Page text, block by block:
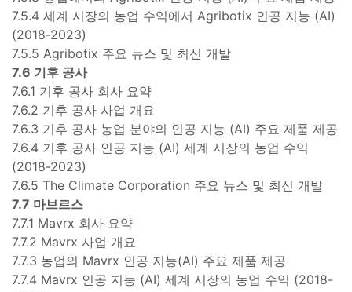
7.5.4 세계 시장의 농업 수익에서 Agribotix 인공 지능 (AI)
(2018-2023)
7.5.5 Agribotix 주요 뉴스 및 최신 개발
7.6 기후 공사
7.6.1 기후 공사 회사 요약
7.6.2 기후 공사 사업 개요
7.6.3 기후 공사 농업 분야의 인공 지능 (AI) 주요 제품 제공
7.6.4 기후 공사 인공 지능 (AI) 세계 시장의 농업 수익
(2018-2023)
7.6.5 The Climate Corporation 주요 뉴스 및 최신 개발
7.7 마브르스
7.7.1 Mavrx 회사 요약
7.7.2 Mavrx 사업 개요
7.7.3 농업의 Mavrx 인공 지능(AI) 주요 제품 제공
7.7.4 Mavrx 인공 지능 (AI) 세계 시장의 농업 수익 (2018-